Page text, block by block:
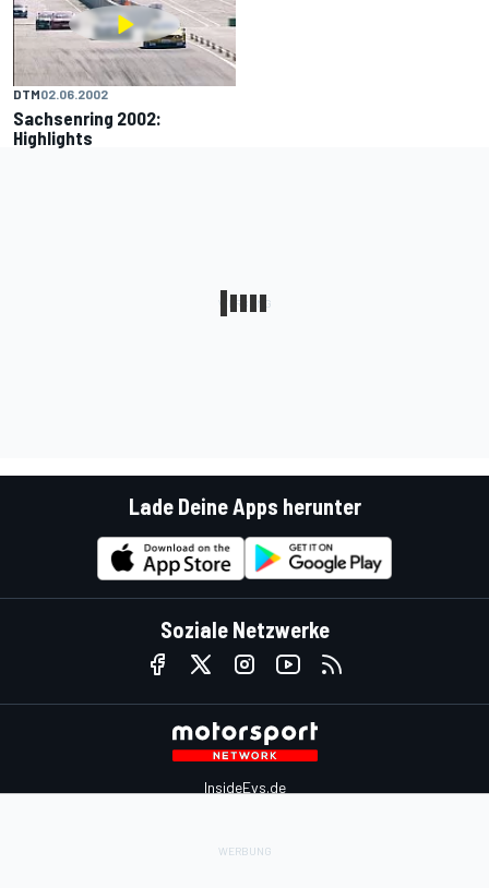
DTM02.06.2002
Sachsenring 2002:
Highlights
Lade Deine Apps herunter
Soziale Netzwerke
InsideEvs.de
Motorsportstats.com